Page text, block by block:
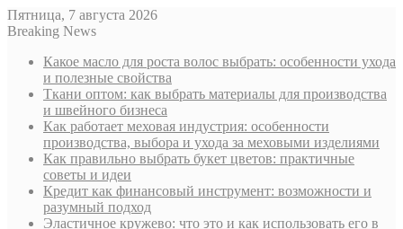
Пятница, 7 августа 2026
Breaking News
Какое масло для роста волос выбрать: особенности ухода
и полезные свойства
Ткани оптом: как выбрать материалы для производства
и швейного бизнеса
Как работает меховая индустрия: особенности
производства, выбора и ухода за меховыми изделиями
Как правильно выбрать букет цветов: практичные
советы и идеи
Кредит как финансовый инструмент: возможности и
разумный подход
Эластичное кружево: что это и как использовать его в